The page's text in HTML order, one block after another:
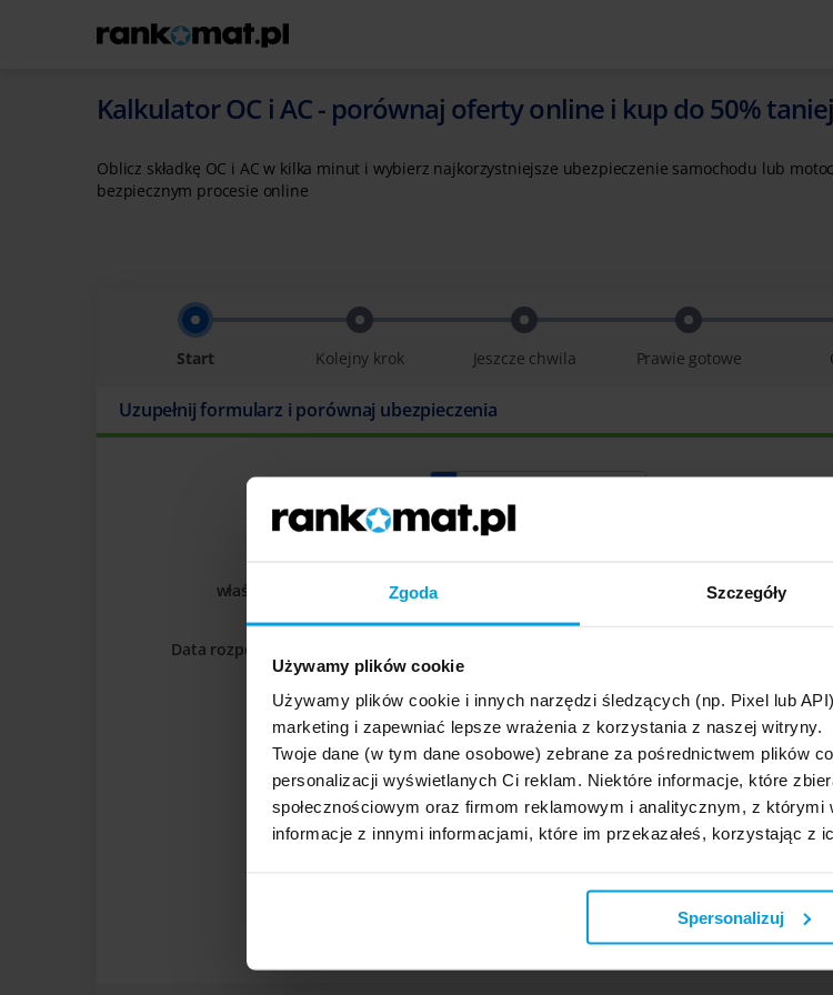
Zgoda Szczegóły
Używamy plików cookie
Używamy plików cookie i innych narzędzi śledzących (np. Pixel lub
marketing i zapewniać lepsze wrażenia z korzystania z naszej witryny.
Twoje dane (w tym dane osobowe) zebrane za pośrednictwem plików
personalizacji wyświetlanych Ci reklam. Niektóre informacje, które
społecznościowym oraz firmom reklamowym i analitycznym, z którymi
informacje z innymi informacjami, które im przekazałeś, korzystając z
Spersonalizuj
Kalkulator OC i AC - porównaj oferty online i kup do 50%
Oblicz składkę OC i AC w kilka minut i wybierz najkorzystniejsze ubezpieczenie samochodu lub
bezpiecznym procesie online
Start Kolejny krok Jeszcze chwila Prawie gotowe
Uzupełnij formularz i porównaj ubezpieczenia
właściciela/leasingobiorcy
podając
kolejno
miesiąc,
rok.
Data rozpoczęcia ubezpieczenia
datę,
kolejno
dzień,
miesiąc,
rok.
Rodzaj ubezpieczenia
OC
AC /
AC Mini
Assistance
regulaminy świadczenia usług przezRankomat.pl
Ubezpieczenia Rankomat sp. z o.o.
Dokumenty i informacje prawne